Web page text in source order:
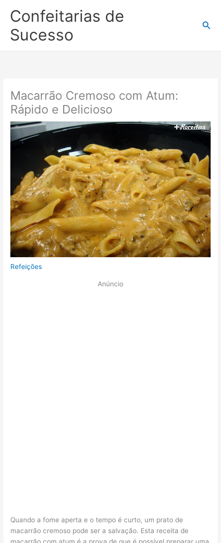
para
conteúdo
Confeitarias de
Sucesso
Macarrão Cremoso com Atum:
Rápido e Delicioso
Refeições
Anúncio
Quando a fome aperta e o tempo é curto, um prato de
macarrão cremoso pode ser a salvação. Esta receita de